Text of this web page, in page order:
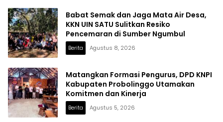
Babat Semak dan Jaga Mata Air Desa,
KKN UIN SATU Sulitkan Resiko
Pencemaran di Sumber Ngumbul
Berita Agustus 8, 2026
Matangkan Formasi Pengurus, DPD KNPI
Kabupaten Probolinggo Utamakan
Komitmen dan Kinerja
Berita Agustus 5, 2026